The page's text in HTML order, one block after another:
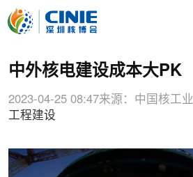
中外核电建设成本大PK
2023-04-25 08:47来源：中国核工业
工程建设